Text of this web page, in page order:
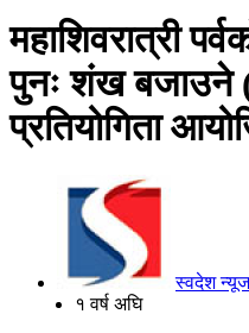
महाशिवरात्री
पुनः शंख बजाउने
प्रतियोगिता
स्वदेश
१ वर्ष अघि